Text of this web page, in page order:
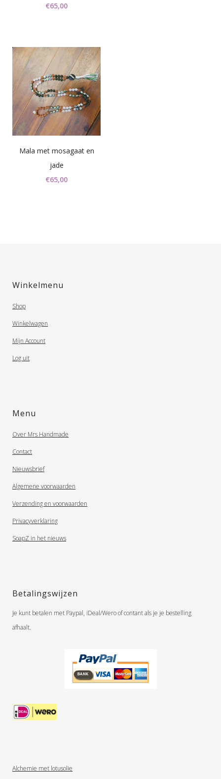
€65,00
Mala met mosagaat en
jade
€65,00
Winkelmenu
Shop
Winkelwagen
Mijn Account
Log uit
Menu
Over Mrs Handmade
Contact
Nieuwsbrief
Algemene voorwaarden
Verzending en voorwaarden
Privacyverklaring
SoapZ in het nieuws
Betalingswijzen
Je kunt betalen met Paypal, iDeal/Wero of contant als je je bestelling
afhaalt.
Alchemie met lotusolie